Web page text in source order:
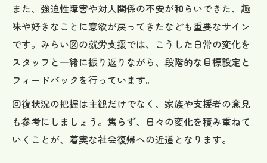
また、強迫性障害や対人関係の不安が和らいできた、趣
味や好きなことに意欲が戻ってきたなども重要なサイン
です。みらい図の就労支援では、こうした日常の変化を
スタッフと一緒に振り返りながら、段階的な目標設定と
フィードバックを行っています。
回復状況の把握は主観だけでなく、家族や支援者の意見
も参考にしましょう。焦らず、日々の変化を積み重ねて
いくことが、着実な社会復帰への近道となります。